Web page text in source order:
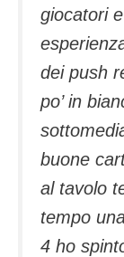
giocatori
dei push
po’ in
buone
al tavolo
tempo
4 ho